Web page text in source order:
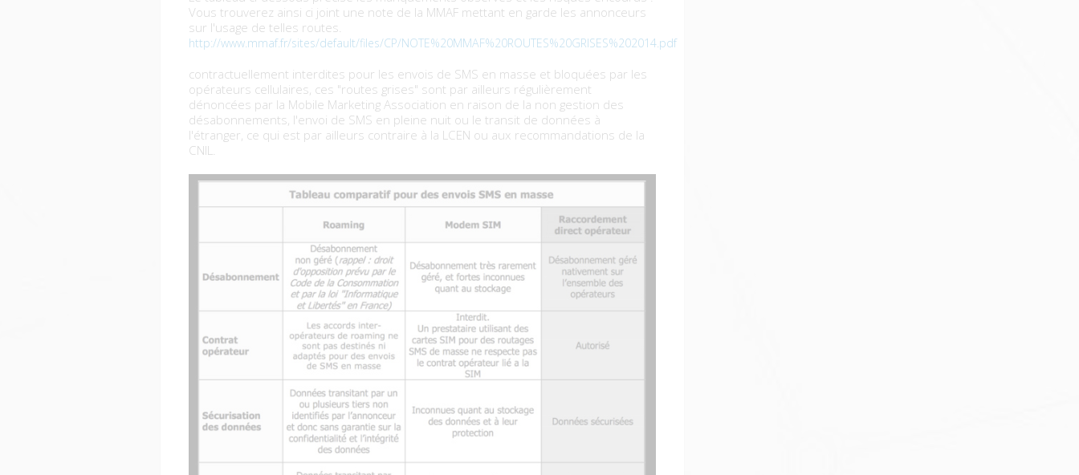
Vous trouverez ainsi ci joint une note de la MMAF mettant en garde les annonceurs
sur l'usage de telles routes.
http://www.mmaf.fr/sites/default/files/CP/NOTE%20MMAF%20ROUTES%20GRISES%202014.pdf
contractuellement interdites pour les envois de SMS en masse et bloquées par les
opérateurs cellulaires, ces "routes grises" sont par ailleurs régulièrement
dénoncées par la Mobile Marketing Association en raison de la non gestion des
désabonnements, l'envoi de SMS en pleine nuit ou le transit de données à
l'étranger, ce qui est par ailleurs contraire à la LCEN ou aux recommandations de la
CNIL.